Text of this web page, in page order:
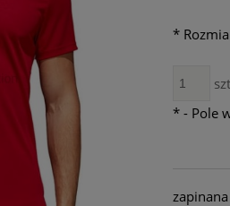
*
* - Pole